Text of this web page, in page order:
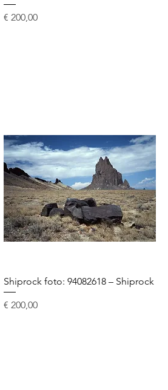
Prijs
€ 200,00
Shiprock foto: 94082618 – Shiprock
Prijs
€ 200,00